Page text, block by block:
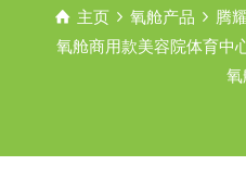
主页 氧舱产品 腾
氧舱商用款美容院体育中
氧